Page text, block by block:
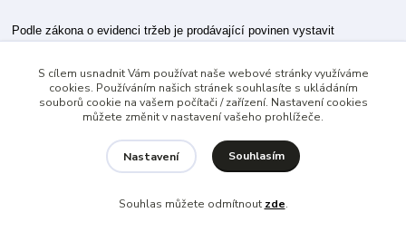
Podle zákona o evidenci tržeb je prodávající povinen vystavit
Zároveň je povinen zaevidovat přijatou tržbu u správce daně online; v
případě technického výpadku pak nejpozději do 48 hodin.
S cílem usnadnit Vám používat naše webové stránky využíváme
cookies. Používáním našich stránek souhlasíte s ukládáním
souborů cookie na vašem počítači / zařízení. Nastavení cookies
můžete změnit v nastavení vašeho prohlížeče.
Nastavení Souhlasím
Souhlas můžete odmítnout zde.